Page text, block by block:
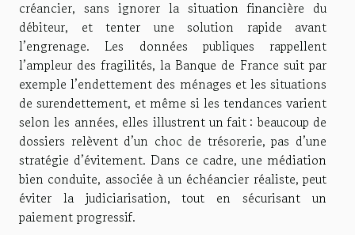
créancier, sans ignorer la situation financière du
débiteur, et tenter une solution rapide avant
l’engrenage. Les données publiques rappellent
l’ampleur des fragilités, la Banque de France suit par
exemple l’endettement des ménages et les situations
de surendettement, et même si les tendances varient
selon les années, elles illustrent un fait : beaucoup de
dossiers relèvent d’un choc de trésorerie, pas d’une
stratégie d’évitement. Dans ce cadre, une médiation
bien conduite, associée à un échéancier réaliste, peut
éviter la judiciarisation, tout en sécurisant un
paiement progressif.